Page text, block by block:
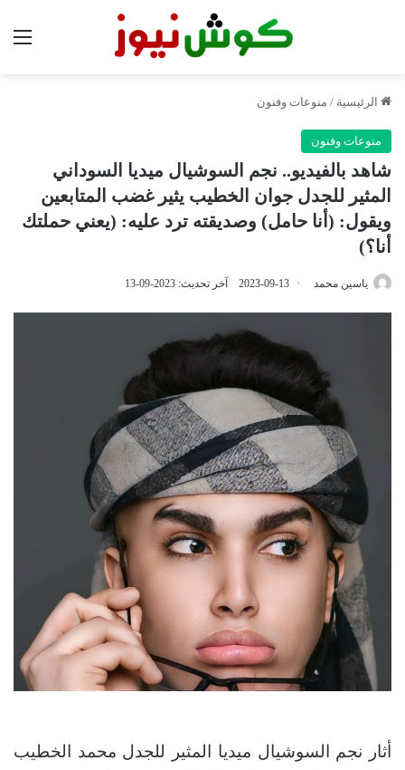
الرئيسية / منوعات وفنون
منوعات وفنون
شاهد بالفيديو.. نجم السوشيال ميديا السوداني
المثير للجدل جوان الخطيب يثير غضب المتابعين
ويقول: (أنا حامل) وصديقته ترد عليه: (يعني حملتك
أنا؟)
ياسين محمد 2023-09-13 آخر تحديث: 2023-09-13
أثار نجم السوشيال ميديا المثير للجدل محمد الخطيب